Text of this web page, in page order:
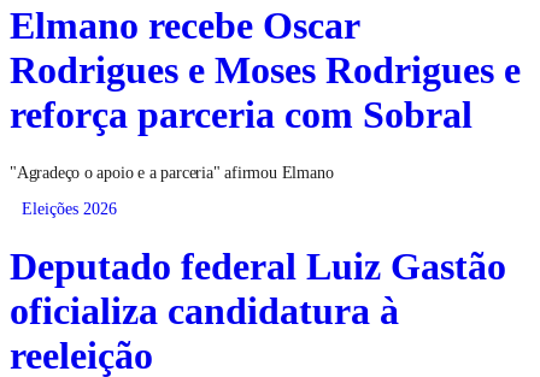
Elmano recebe Oscar
Rodrigues e Moses Rodrigues e
reforça parceria com Sobral
"Agradeço o apoio e a parceria" afirmou Elmano
Eleições 2026
Deputado federal Luiz Gastão
oficializa candidatura à
reeleição